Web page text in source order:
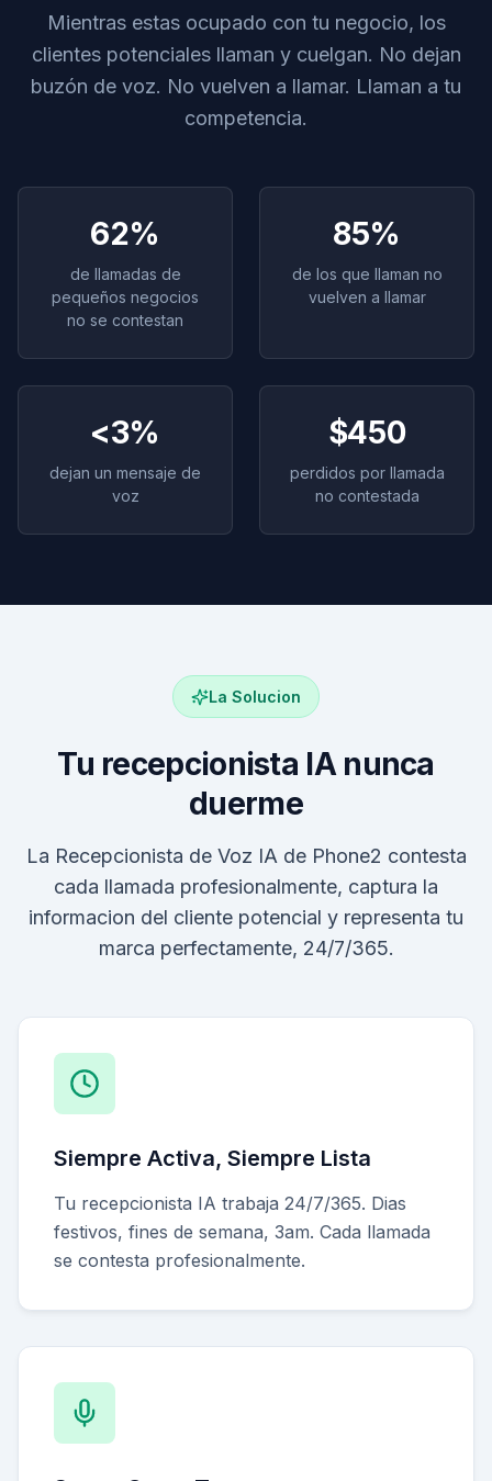
Mientras estas ocupado con tu negocio, los
clientes potenciales llaman y cuelgan. No dejan
buzón de voz. No vuelven a llamar. Llaman a tu
competencia.
62%
de llamadas de
pequeños negocios
no se contestan
85%
de los que llaman no
vuelven a llamar
<3%
dejan un mensaje de
voz
$450
perdidos por llamada
no contestada
La Solucion
Tu recepcionista IA nunca
duerme
La Recepcionista de Voz IA de Phone2 contesta
cada llamada profesionalmente, captura la
informacion del cliente potencial y representa tu
marca perfectamente, 24/7/365.
Siempre Activa, Siempre Lista
Tu recepcionista IA trabaja 24/7/365. Dias
festivos, fines de semana, 3am. Cada llamada
se contesta profesionalmente.